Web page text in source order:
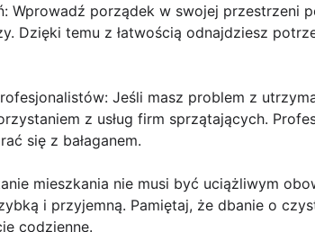
Wprowadź porządek w swojej przestrzeni
Dzięki temu z łatwością odnajdziesz
Jeśli masz problem z
z usług firm sprzątających.
się z bałaganem.
mieszkania nie musi być uciążliwym
i przyjemną. Pamiętaj, że dbanie o
codzienne.